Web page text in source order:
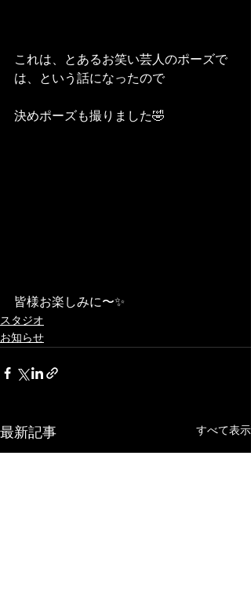
これは、とあるお笑い芸人のポーズで
は、という話になったので
決めポーズも撮りました🤣
皆様お楽しみに〜✨
スタジオ
お知らせ
最新記事 すべて表示